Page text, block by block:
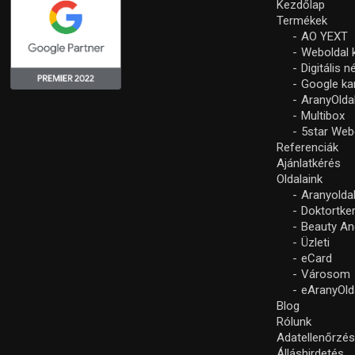
Kezdőlap
Termékek
AO YEXT
Weboldal
Digitális
Google
Multibox
5star
Referenciák
Ajánlatkérés
Oldalaink
Beauty
Üzleti
eCard
Városom
Blog
Rólunk
Adatellenőrzés